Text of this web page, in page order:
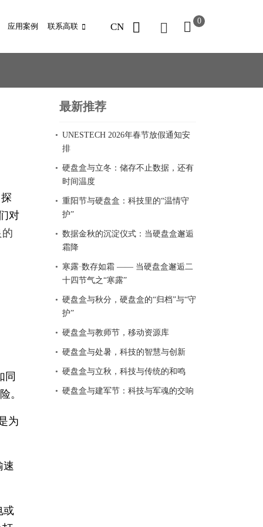
应用案例 联系高联 CN
0
对
同
。
为
速
或
最新推荐
UNESTECH 2026年春节放假通知安
排
硬盘盒与立冬：储存不止数据，还有
时间温度
重阳节与硬盘盒：科技里的“温情守
护”
数据金秋的沉淀仪式：当硬盘盒邂逅
霜降
寒露·数存如霜 —— 当硬盘盒邂逅二
十四节气之“寒露”
硬盘盒与秋分，硬盘盒的“归档”与“守
护”
硬盘盒与教师节，移动资源库
硬盘盒与处暑，科技的智慧与创新
硬盘盒与立秋，科技与传统的和鸣
硬盘盒与建军节：科技与军魂的交响